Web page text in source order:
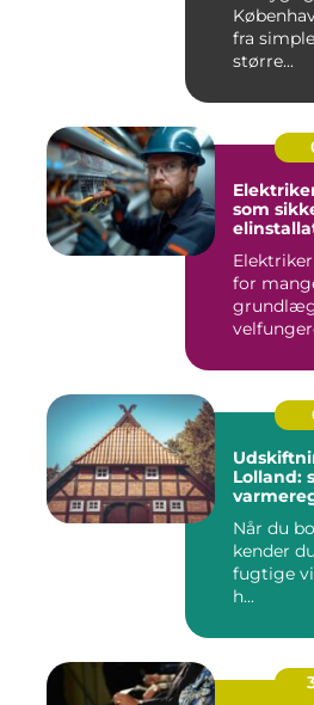
fra
større...
som
for
Lolland:
Når du
kender
fugtige
h...